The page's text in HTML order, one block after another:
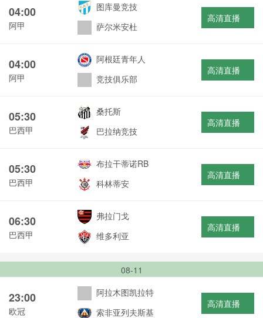
04:00
阿甲
图库曼竞技
萨尔米安杜
高清直播
04:00
阿甲
阿根廷青年人
竞技俱乐部
高清直播
05:30
巴西甲
桑托斯
巴拉纳竞技
高清直播
05:30
巴西甲
布拉干蒂诺RB
科林蒂安
高清直播
06:30
巴西甲
弗拉门戈
维多利亚
高清直播
08-11
23:00
欧冠
阿拉木图凯拉特
索非亚列夫斯基
高清直播